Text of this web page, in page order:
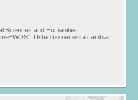
Sciences and Humanities
Usted no necesita cambiar